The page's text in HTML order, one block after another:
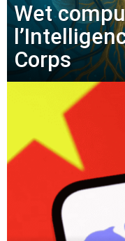
Wet
Corps